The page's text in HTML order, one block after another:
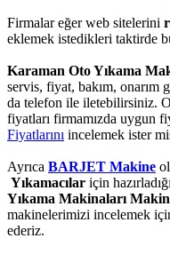
Firmalar eğer web sitelerini
eklemek istedikleri taktirde
Karaman Oto Yıkama
servis, fiyat, bakım, onarım
da telefon ile iletebilirsiniz.
fiyatları firmamızda uygun
Fiyatlarını incelemek ister
Ayrıca BARJET Makine
Yıkamacılar için
Yıkama Makinaları
makinelerimizi incelemek
ederiz.